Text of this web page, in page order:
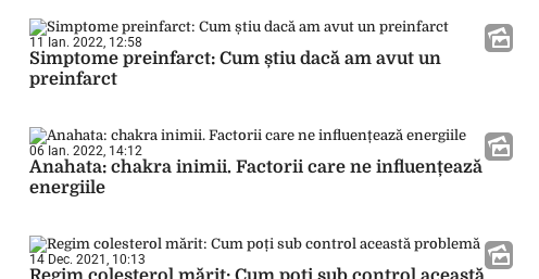
11 Ian. 2022, 12:58
Simptome preinfarct: Cum știu dacă am avut un
preinfarct
06 Ian. 2022, 14:12
Anahata: chakra inimii. Factorii care ne influențează
energiile
14 Dec. 2021, 10:13